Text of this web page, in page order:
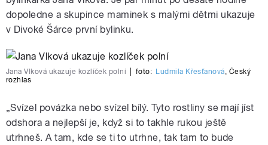
dopoledne a skupince maminek s malými dětmi ukazuje
v Divoké Šárce první bylinku.
Jana Vlková ukazuje kozlíček polní foto: Ludmila Křesťanová, Český
rozhlas
„Svízel povázka nebo svízel bílý. Tyto rostliny se mají jíst
odshora a nejlepší je, když si to takhle rukou ještě
utrhneš. A tam, kde se ti to utrhne, tak tam to bude